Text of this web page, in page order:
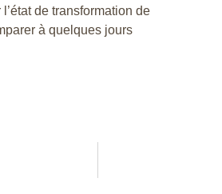
de transformation de
à quelques jours